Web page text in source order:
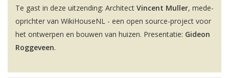
Te gast in deze uitzending: Architect Vincent Muller, mede-
oprichter van WikiHouseNL - een open source-project voor
het ontwerpen en bouwen van huizen. Presentatie: Gideon
Roggeveen.